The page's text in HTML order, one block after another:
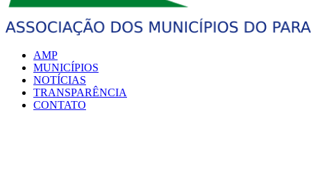
AMP
MUNICÍPIOS
NOTÍCIAS
TRANSPARÊNCIA
CONTATO